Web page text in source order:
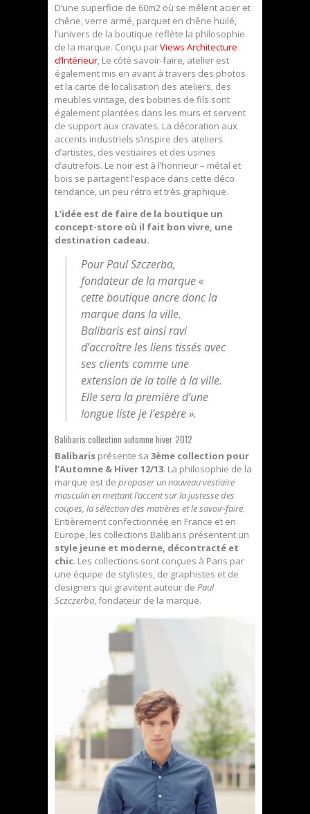
D’une superficie de 60m2 où se mêlent acier et
chêne, verre armé, parquet en chêne huilé,
l’univers de la boutique reflète la philosophie
de la marque. Conçu parViews Architecture
d’Intérieur, Le côté savoir-faire, atelier est
également mis en avant à travers des photos
et la carte de localisation des ateliers, des
meubles vintage, des bobines de fils sont
également plantées dans les murs et servent
de support aux cravates. La décoration aux
accents industriels s’inspire des ateliers
d’artistes, des vestiaires et des usines
d’autrefois. Le noir est à l’honneur – métal et
bois se partagent l’espace dans cette déco
tendance, un peu rétro et très graphique.
L’idée est de faire de la boutique un
concept-store où il fait bon vivre, une
destination cadeau.
Pour Paul Szczerba,
fondateur de la marque «
cette boutique ancre donc la
marque dans la ville.
Balibaris est ainsi ravi
d’accroître les liens tissés avec
ses clients comme une
extension de la toile à la ville.
Elle sera la première d’une
longue liste je l’espère ».
Balibaris collection automne hiver 2012
Balibaris présente sa 3ème collection pour
l’Automne & Hiver 12/13. La philosophie de la
marque est de proposer un nouveau vestiaire
masculin en mettant l’accent sur la justesse des
coupes, la sélection des matières et le savoir-faire.
Entièrement confectionnée en France et en
Europe, les collections Balibaris présentent un
style jeune et moderne, décontracté et
chic. Les collections sont conçues à Paris par
une équipe de stylistes, de graphistes et de
designers qui gravitent autour de Paul
Sczczerba, fondateur de la marque.